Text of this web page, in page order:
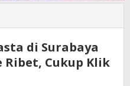
di Surabaya
Ribet, Cukup Klik